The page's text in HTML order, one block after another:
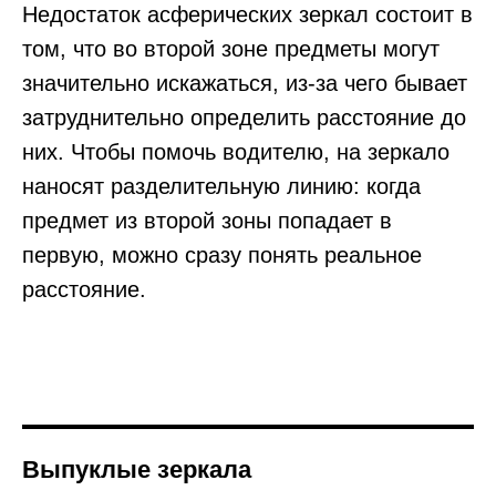
Недостаток асферических зеркал состоит в
том, что во второй зоне предметы могут
значительно искажаться, из-за чего бывает
затруднительно определить расстояние до
них. Чтобы помочь водителю, на зеркало
наносят разделительную линию: когда
предмет из второй зоны попадает в
первую, можно сразу понять реальное
расстояние.
Выпуклые зеркала